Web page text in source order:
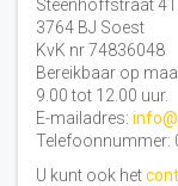
Steenhoffstraat 41
3764 BJ Soest
KvK nr 74836048
Bereikbaar op
9.00 tot 12.00 uur.
E-mailadres:
Telefoonnummer:
U kunt ook het